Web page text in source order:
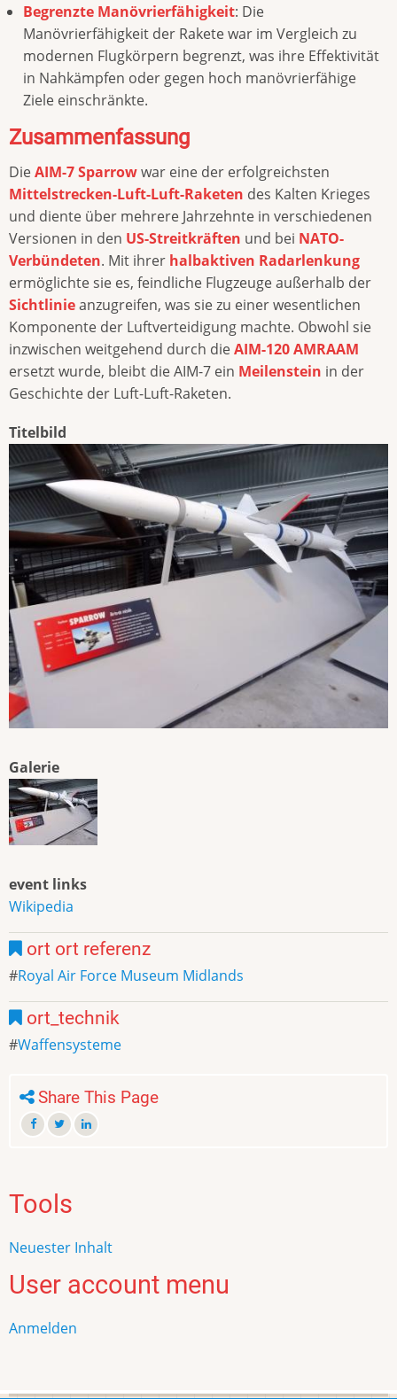
Begrenzte Manövrierfähigkeit: Die
Manövrierfähigkeit der Rakete war im Vergleich zu
modernen Flugkörpern begrenzt, was ihre Effektivität
in Nahkämpfen oder gegen hoch manövrierfähige
Ziele einschränkte.
Zusammenfassung
DieAIM-7 Sparrowwar eine der erfolgreichsten
Mittelstrecken-Luft-Luft-Raketen des Kalten Krieges
und diente über mehrere Jahrzehnte in verschiedenen
Versionen in den US-Streitkräften und bei NATO-
Verbündeten. Mit ihrer halbaktiven Radarlenkung
ermöglichte sie es, feindliche Flugzeuge außerhalb der
Sichtlinieanzugreifen, was sie zu einer wesentlichen
Komponente der Luftverteidigung machte. Obwohl sie
inzwischen weitgehend durch dieAIM-120 AMRAAM
ersetzt wurde, bleibt die AIM-7 ein Meilenstein in der
Geschichte der Luft-Luft-Raketen.
Titelbild
Galerie
event links
Wikipedia
ort ort referenz
Royal Air Force Museum Midlands
ort_technik
Waffensysteme
Share This Page
Tools
Neuester Inhalt
User account menu
Anmelden